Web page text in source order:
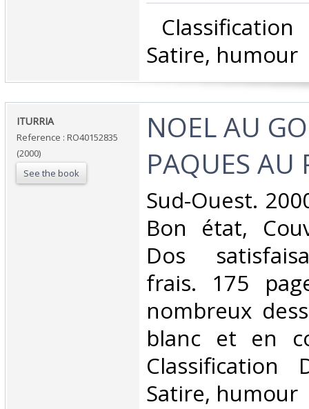
Satire, humour‎
‎ITURRIA‎
Reference : RO40152835
(2000)
See the book
‎NOEL AU
PAQUES AU
‎Sud-Ouest.
Bon état,
Dos
frais. 175
nombreux
blanc et en
Classification
Satire, humour‎